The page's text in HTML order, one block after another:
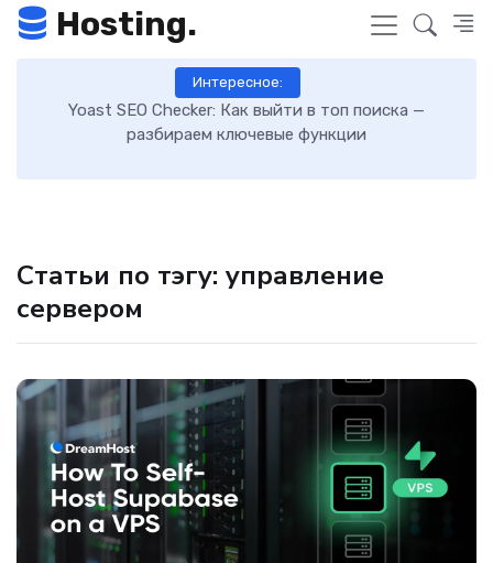
Hosting.
Интересное:
Yoast SEO Checker: Как выйти в топ поиска —
разбираем ключевые функции
Статьи по тэгу: управление
сервером